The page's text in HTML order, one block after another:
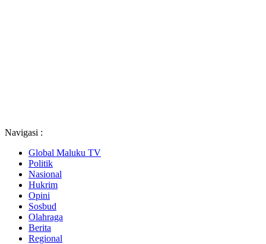
Navigasi :
Global Maluku TV
Politik
Nasional
Hukrim
Opini
Sosbud
Olahraga
Berita
Regional